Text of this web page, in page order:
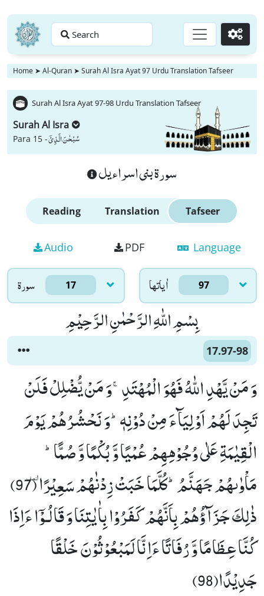
Search Go
Home ➤ Al-Quran ➤ Surah Al Isra Ayat 97 Urdu Translation Tafseer
Surah Al Isra Ayat 97-98 Urdu Translation Tafseer
Surah Al Isra
Para 15 -سُبْحٰنَ الَّذِیْۤ
سورة بنى اسراءيل
Reading Translation Tafseer
Audio PDF Language
سورۃ 17 اٰياتها 97
بِسْمِ اللّٰهِ الرَّحْمٰنِ الرَّحِیْمِ
17.97-98
وَ مَنْ یَّهْدِ اللّٰهُ فَهُوَ الْمُهْتَدِۚ-وَ مَنْ یُّضْلِلْ فَلَنْ
تَجِدَ لَهُمْ اَوْلِیَآءَ مِنْ دُوْنِهٖؕ-وَ نَحْشُرُهُمْ یَوْمَ
الْقِیٰمَةِ عَلٰى وُجُوْهِهِمْ عُمْیًا وَّ بُكْمًا وَّ صُمًّاؕ-
مَاْوٰىهُمْ جَهَنَّمُؕ-كُلَّمَا خَبَتْ زِدْنٰهُمْ سَعِیْرًاٜ (97)
ذٰلِكَ جَزَآؤُهُمْ بِاَنَّهُمْ كَفَرُوْا بِاٰیٰتِنَا وَ قَالُـوْۤا ءَاِذَا
كُنَّا عِظَامًا وَّ رُفَاتًا ءَاِنَّا لَمَبْعُوْثُوْنَ خَلْقًا
جَدِیْدًا(98)